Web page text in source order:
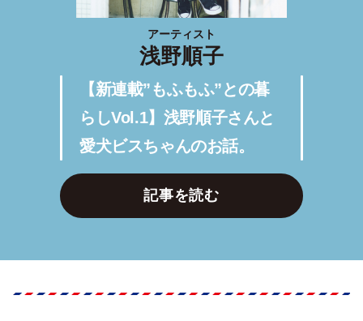
アーティスト
浅野順子
【新連載”もふもふ”との暮
らしVol.1】浅野順子さんと
愛犬ビスちゃんのお話。
記事を読む